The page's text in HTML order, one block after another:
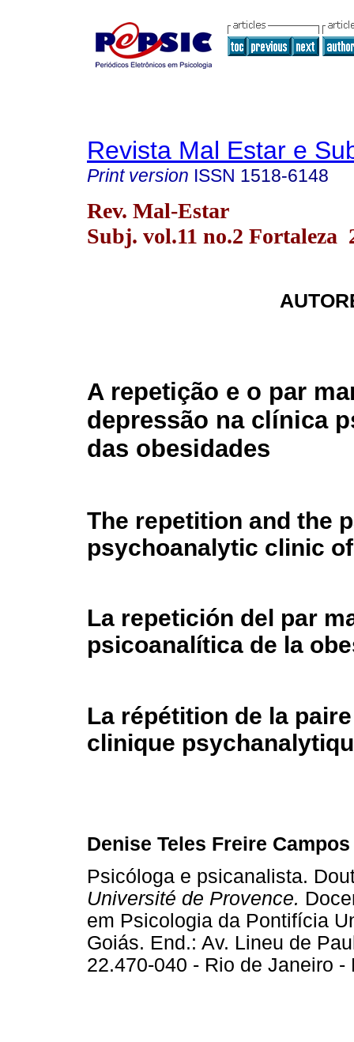
Revista Mal Estar e
Print version ISSN 1518-6148
Rev. Mal-Estar
Subj. vol.11 no.2 Fortaleza
A repetição e o par
depressão na clínica
das obesidades
The repetition and the
psychoanalytic clinic
La repetición del par
psicoanalítica de la
La répétition de la
clinique
Denise Teles Freire Campos
Psicóloga e psicanalista.
Université de Provence.
em Psicologia da Pontifícia
Goiás. End.: Av. Lineu de
22.470-040 - Rio de Janeiro